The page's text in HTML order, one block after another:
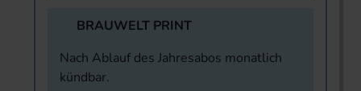
BRAUWELT PRINT
Nach Ablauf des Jahresabos monatlich
kündbar.